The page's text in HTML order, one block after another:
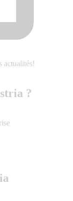
actualités!
?